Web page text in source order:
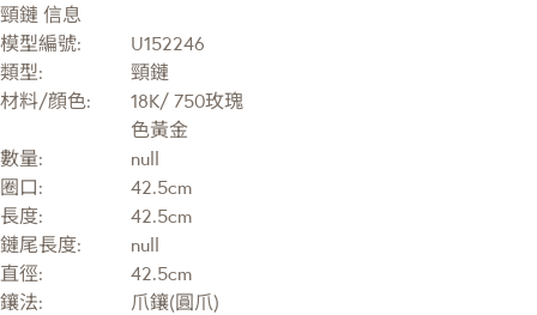
頸鏈 信息
模型編號:
U152246
類型:
頸鏈
材料/顔色:
18K/ 750玫瑰
色黃金
數量:
null
圈口:
42.5cm
長度:
42.5cm
鏈尾長度:
null
直徑:
42.5cm
鑲法:
爪鑲(圓爪)